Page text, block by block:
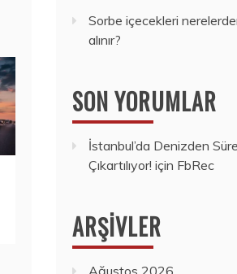
Sorbe içecekleri
alınır?
SON YORUMLAR
İstanbul’da Denizden
Çıkartılıyor! için FbRec
ARŞIVLER
Ağustos 2026